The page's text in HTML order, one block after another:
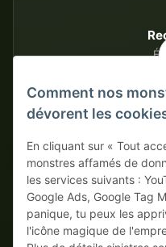
MÉTHODES DE
Sur facture
Comment nos
dévorent les
En cliquant sur « Tout
monstres affamés de
les services suivants :
Google Ads, Google Tag
panique, tu peux les
l'icône magique de